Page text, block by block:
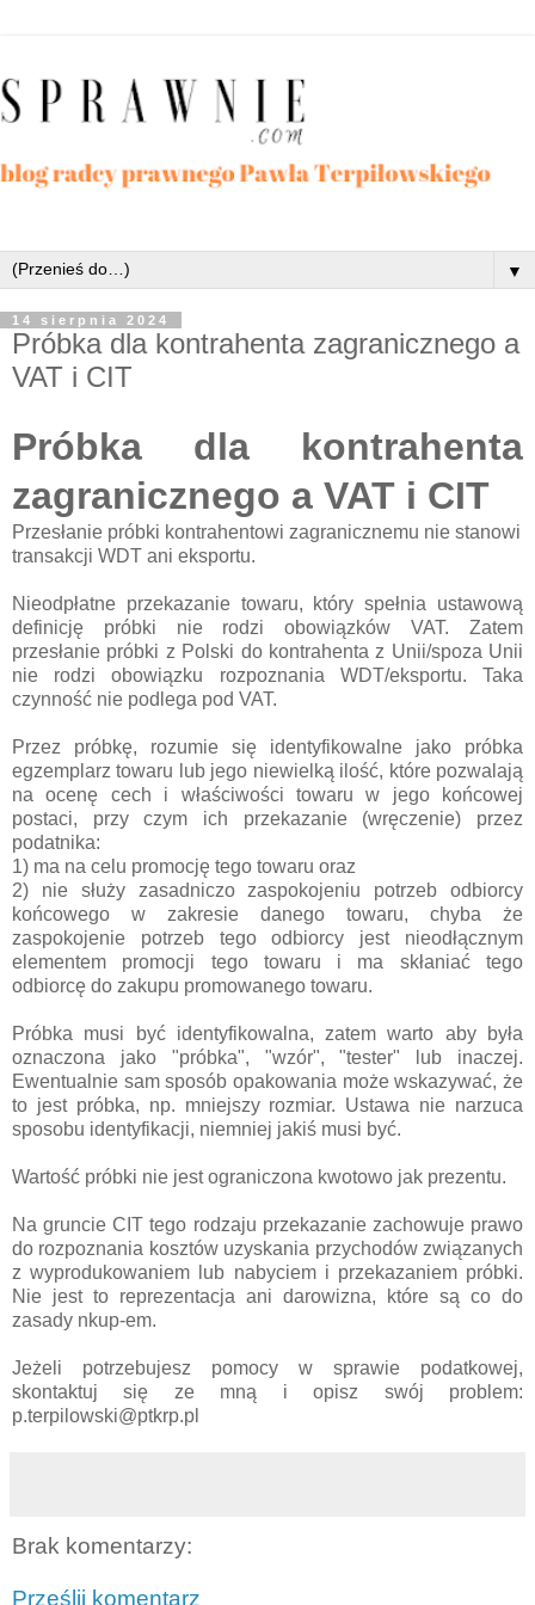
▼
14 sierpnia 2024
Próbka dla kontrahenta zagranicznego a
VAT i CIT
Próbka dla kontrahenta
zagranicznego a VAT i CIT
Przesłanie próbki kontrahentowi zagranicznemu nie stanowi
transakcji WDT ani eksportu.
Nieodpłatne przekazanie towaru, który spełnia ustawową
definicję próbki nie rodzi obowiązków VAT. Zatem
przesłanie próbki z Polski do kontrahenta z Unii/spoza Unii
nie rodzi obowiązku rozpoznania WDT/eksportu. Taka
czynność nie podlega pod VAT.
Przez próbkę, rozumie się identyfikowalne jako próbka
egzemplarz towaru lub jego niewielką ilość, które pozwalają
na ocenę cech i właściwości towaru w jego końcowej
postaci, przy czym ich przekazanie (wręczenie) przez
podatnika:
1) ma na celu promocję tego towaru oraz
2) nie służy zasadniczo zaspokojeniu potrzeb odbiorcy
końcowego w zakresie danego towaru, chyba że
zaspokojenie potrzeb tego odbiorcy jest nieodłącznym
elementem promocji tego towaru i ma skłaniać tego
odbiorcę do zakupu promowanego towaru.
Próbka musi być identyfikowalna, zatem warto aby była
oznaczona jako "próbka", "wzór", "tester" lub inaczej.
Ewentualnie sam sposób opakowania może wskazywać, że
to jest próbka, np. mniejszy rozmiar. Ustawa nie narzuca
sposobu identyfikacji, niemniej jakiś musi być.
Wartość próbki nie jest ograniczona kwotowo jak prezentu.
Na gruncie CIT tego rodzaju przekazanie zachowuje prawo
do rozpoznania kosztów uzyskania przychodów związanych
z wyprodukowaniem lub nabyciem i przekazaniem próbki.
Nie jest to reprezentacja ani darowizna, które są co do
zasady nkup-em.
Jeżeli potrzebujesz pomocy w sprawie podatkowej,
skontaktuj się ze mną i opisz swój problem:
p.terpilowski@ptkrp.pl
Brak komentarzy:
Prześlij komentarz